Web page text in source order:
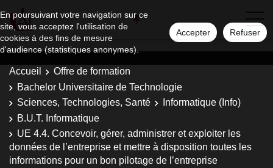
En poursuivant votre navigation sur ce
site, vous acceptez l'utilisation de
cookies à des fins de mesure
d'audience (statistiques anonymes).
Accepter Refuser
Accueil
Offre de formation
Bachelor Universitaire de Technologie
Sciences, Technologies, Santé
Informatique (Info)
B.U.T. Informatique
UE 4.4. Concevoir, gérer, administrer et exploiter les
données de l’entreprise et mettre à disposition toutes les
informations pour un bon pilotage de l’entreprise